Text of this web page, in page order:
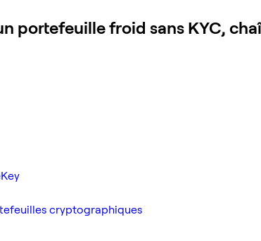
portefeuille froid sans KYC,
cryptographiques